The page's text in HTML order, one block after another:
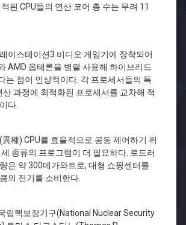
된 CPU들의 연산 코어 총 수는 무려 11
이스테이션3 비디오 게임기에 장착되어
AMD 옵테론을 병렬 사용해 하이브리드
는 점이 인상적이다. 각 프로세서들의 특
산 과정에 최적화된 프로세서를 교차해 적
다.
種) CPU를 효율적으로 공동 제어하기 위
종류의 프로그램이 더 필요하다. 로드러
은 약 300메가와트로, 대형 쇼핑센터를
의 전기를 소비한다.
립핵보장기구(National Nuclear Security